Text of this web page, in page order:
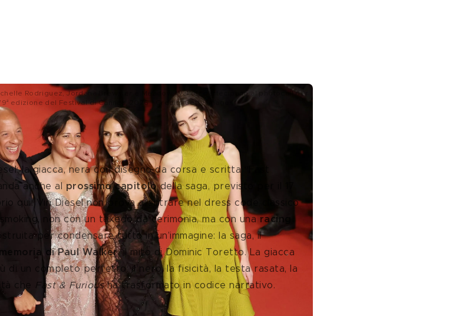
Rodriguez, Jordana Brewster e Meadow Walker partecipano al photocall per
edizione del Festival di Cannes, 2026 - Credits Getty Images
jacket da sera
la giacca, nera con disegno da corsa e scritta “Fast
anche al prossimo capitolo della saga, previsto per il 17
qui: Vin Diesel non prova a entrare nel dress code classico
non con un tuxedo da cerimonia, ma con una racing
per condensare tutto in un’immagine: la saga, il
memoria di Paul Walker, il mito di Dominic Toretto. La giacca
di un completo perfetto: il nero, la fisicità, la testa rasata, la
che
Fast & Furious ha trasformato in codice narrativo.